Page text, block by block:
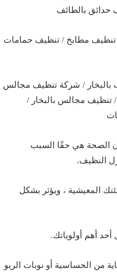
بالطائف
مطابخ / تنظيف حمامات
/ شركة تنظيف مجالس
مجالس بالبخار /
الصحة هي حقًا السبب
النظيف.
المعيشية ، ويؤثر بشكل
أهم أولوياتك.
من الحساسية أو نوبات الربو